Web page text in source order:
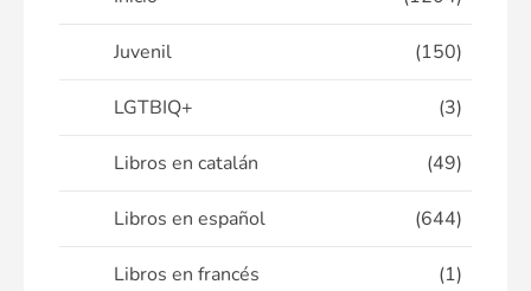
Juvenil (150)
LGTBIQ+ (3)
Libros en catalán (49)
Libros en español (644)
Libros en francés (1)